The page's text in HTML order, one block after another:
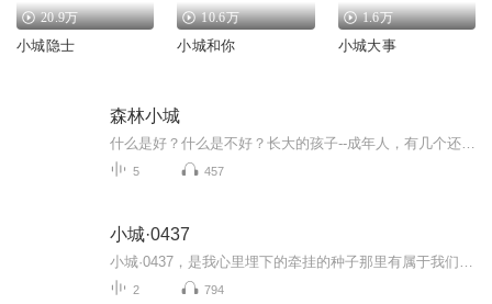
20.9万
小城隐士
10.6万
小城和你
1.6万
小城大事
森林小城
5 457
小城·0437
2 794